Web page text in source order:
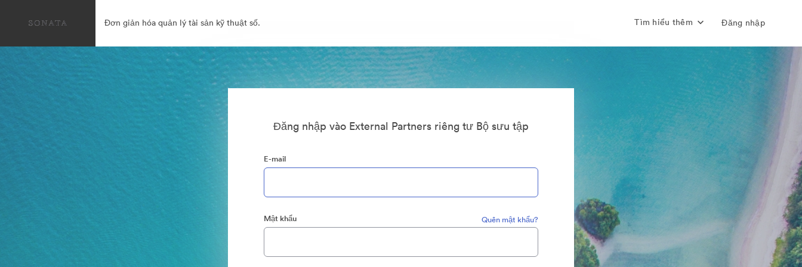
Đơn giản hóa quản lý tài sản kỹ thuật số. Tìm hiểu thêm Đăng nhập
Đăng nhập vào External Partners riêng tư Bộ sưu tập
E-mail
Mật khẩu Quên mật khẩu?